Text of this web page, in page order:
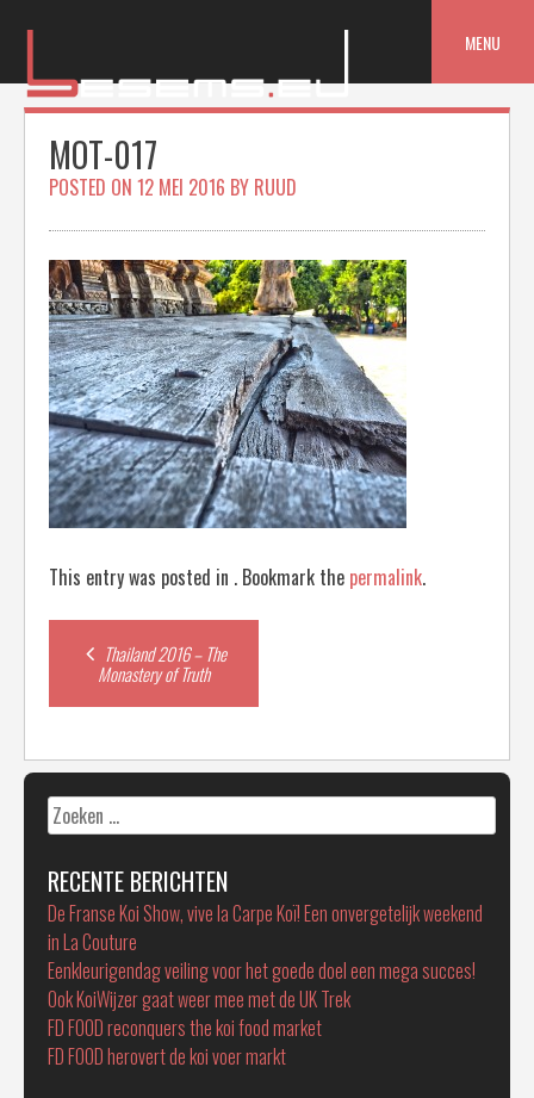
MENU
MOT-017
POSTED ON 12 MEI 2016 BY RUUD
This entry was posted in . Bookmark the permalink.
Post
navigation
Thailand 2016 – The
Monastery of Truth
Zoeken
naar:
RECENTE BERICHTEN
De Franse Koi Show, vive la Carpe Koï! Een onvergetelijk weekend
in La Couture
Eenkleurigendag veiling voor het goede doel een mega succes!
Ook KoiWijzer gaat weer mee met de UK Trek
FD FOOD reconquers the koi food market
FD FOOD herovert de koi voer markt